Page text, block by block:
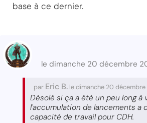
base à ce dernier.
le dimanche 20 décembre
par Eric B. le dimanche 20 décembre
Désolé si ça a été un peu long à
l'accumulation de lancements a
capacité de travail pour CDH.